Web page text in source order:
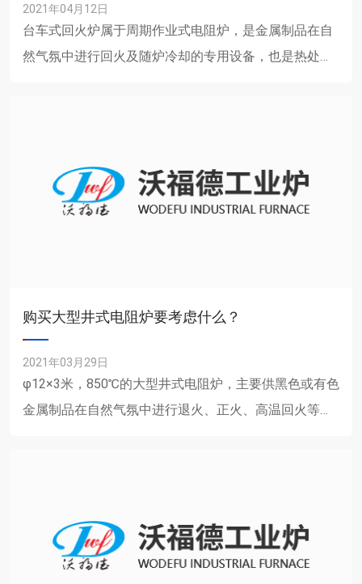
2021年04月12日
台车式回火炉属于周期作业式电阻炉，是金属制品在自
然气氛中进行回火及随炉冷却的专用设备，也是热处理
购买大型井式电阻炉要考虑什么？
2021年03月29日
φ12×3米，850℃的大型井式电阻炉，主要供黑色或有色
金属制品在自然气氛中进行退火、正火、高温回火等热